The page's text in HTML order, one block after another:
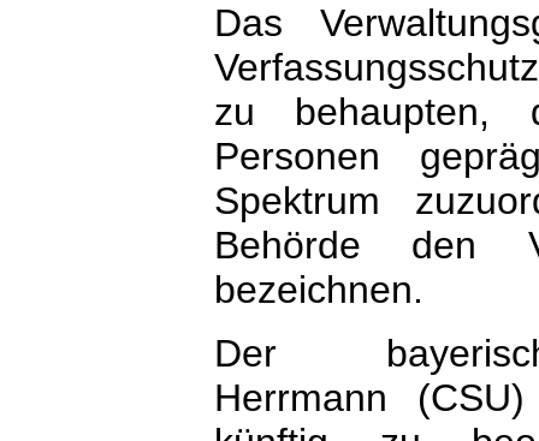
Das
zu behaupten,
Personen
Spektrum
Behörde den
bezeichnen.
Der
Herrmann